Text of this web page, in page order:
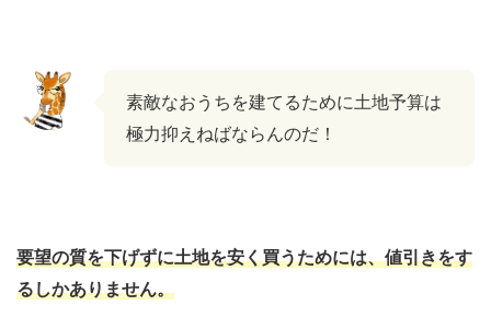
素敵なおうちを建てるために土地予算は
極力抑えねばならんのだ！
要望の質を下げずに土地を安く買うためには、値引きをす
るしかありません。